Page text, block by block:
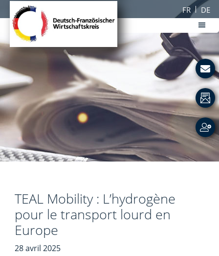
contenu
principal
pied
page
FR DE
DFWK
Deutsch-
Wirtschaftskreis
TEAL Mobility : L’hydrogène
pour le transport lourd en
Europe
28 avril 2025